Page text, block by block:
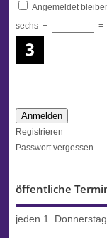
Angemeldet
sechs − =
Anmelden
Registrieren
Passwort vergessen
öffentliche
jeden 1.